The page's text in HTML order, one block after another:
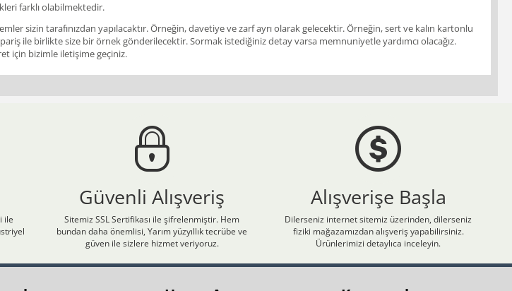
farklı olabilmektedir.
sizin tarafınızdan yapılacaktır. Örneğin, davetiye ve zarf ayrı olarak gelecektir. Örneğin, sert ve kalın kartonlu
ile birlikte size bir örnek gönderilecektir. Sormak istediğiniz detay varsa memnuniyetle yardımcı olacağız.
için bizimle iletişime geçiniz.
ile
Güvenli Alışveriş
Sitemiz SSL Sertifikası ile şifrelenmiştir. Hem
bundan daha önemlisi, Yarım yüzyıllık tecrübe ve
güven ile sizlere hizmet veriyoruz.
Alışverişe Başla
Dilerseniz internet sitemiz üzerinden, dilerseniz
fiziki mağazamızdan alışveriş yapabilirsiniz.
Ürünlerimizi detaylıca inceleyin.